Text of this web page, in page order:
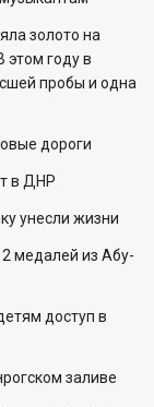
золото на
этом году в
пробы и одна
дороги
в ДНР
унесли жизни
медалей из Абу-
доступ в
заливе